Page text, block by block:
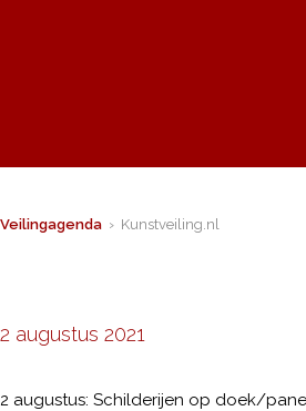
Veilingagenda › Kunstveiling.nl
2 augustus 2021
2 augustus: Schilderijen op doek/